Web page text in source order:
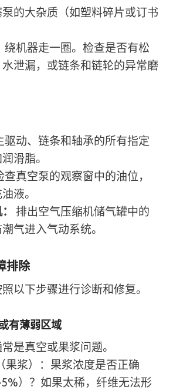
的大杂质（如塑料碎片或订书
绕机器走一圈。检查是否有松
泄漏，或链条和链轮的异常磨
驱动、链条和轴承的所有指定
滑脂。
查真空泵的观察窗中的油位，
液。
排出空气压缩机储气罐中的
气进入气动系统。
排除
以下步骤进行诊断和修复。
有薄弱区域
是真空或果浆问题。
果浆）：果浆浓度是否正确
5%）？如果太稀，纤维无法形